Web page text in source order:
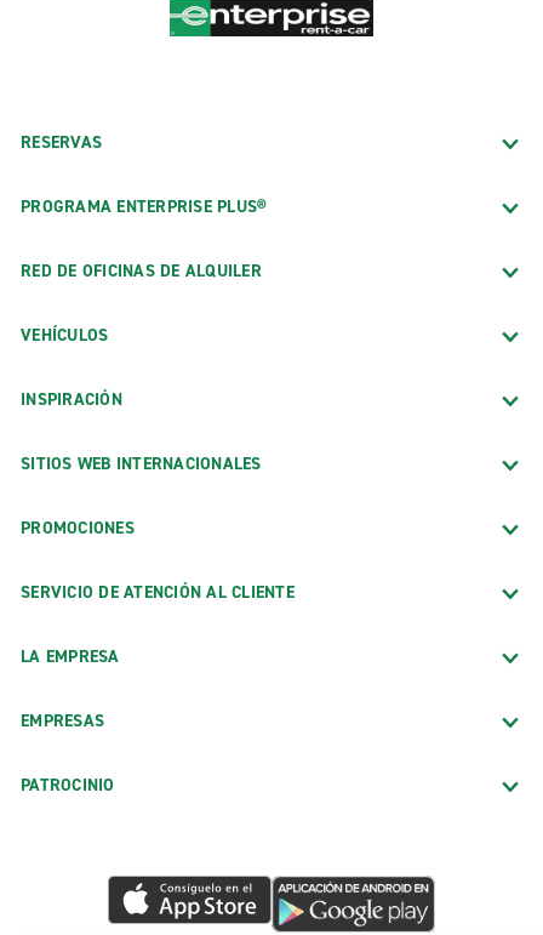
RESERVAS
PROGRAMA ENTERPRISE PLUS®
RED DE OFICINAS DE ALQUILER
VEHÍCULOS
INSPIRACIÓN
SITIOS WEB INTERNACIONALES
PROMOCIONES
SERVICIO DE ATENCIÓN AL CLIENTE
LA EMPRESA
EMPRESAS
PATROCINIO